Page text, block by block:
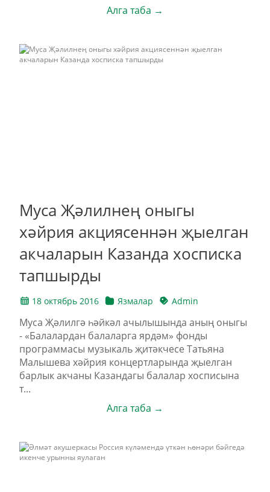
Алга таба →
Муса Җәлилнең оныгы
хәйрия акциясеннән җыелган
акчаларын Казанда хосписка
тапшырды
18 октябрь 2016 Язмалар Admin
Муса Җәлилгә һәйкәл ачылышында аның оныгы
- «Балалардан балаларга ярдәм» фонды
программасы музыкаль җитәкчесе Татьяна
Малышева хәйрия концертларында җыелган
барлык акчаны Казандагы балалар хосписына
т...
Алга таба →